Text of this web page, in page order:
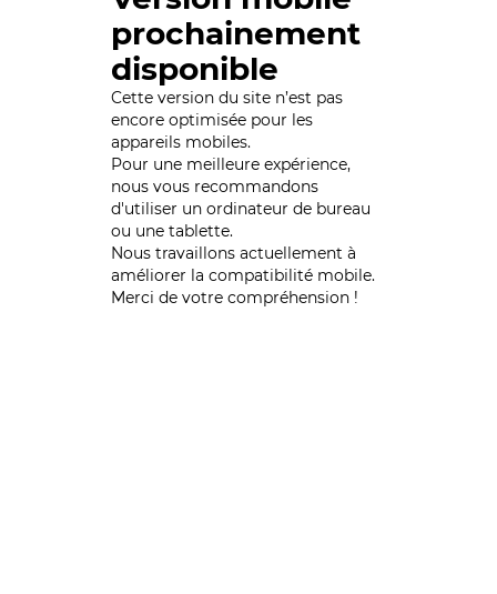
prochainement
disponible
Cette version du site n’est pas
encore optimisée pour les
appareils mobiles.
Pour une meilleure expérience,
nous vous recommandons
d'utiliser un ordinateur de bureau
ou une tablette.
Nous travaillons actuellement à
améliorer la compatibilité mobile.
Merci de votre compréhension !